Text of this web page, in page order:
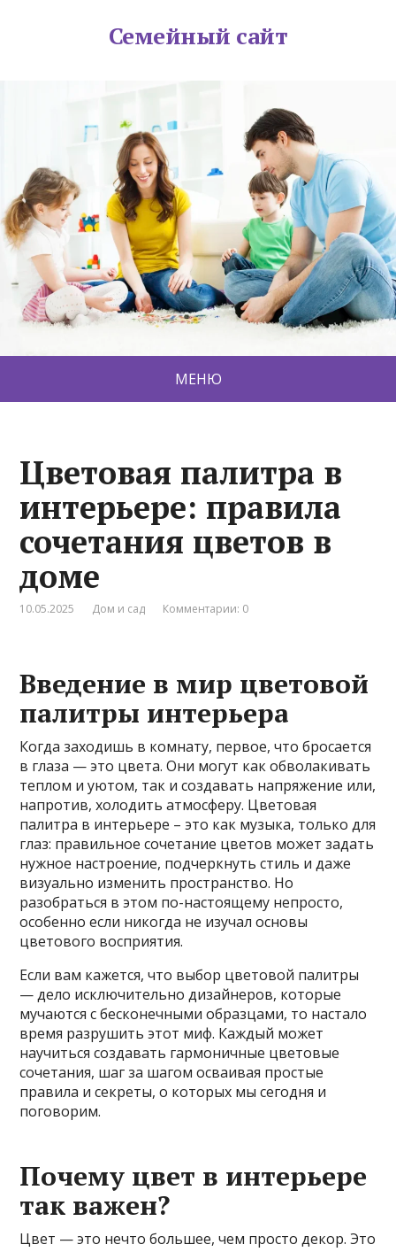
Семейный сайт
МЕНЮ
Цветовая палитра в
интерьере: правила
сочетания цветов в
доме
10.05.2025 Дом и сад Комментарии: 0
Введение в мир цветовой
палитры интерьера
Когда заходишь в комнату, первое, что бросается
в глаза — это цвета. Они могут как обволакивать
теплом и уютом, так и создавать напряжение или,
напротив, холодить атмосферу. Цветовая
палитра в интерьере – это как музыка, только для
глаз: правильное сочетание цветов может задать
нужное настроение, подчеркнуть стиль и даже
визуально изменить пространство. Но
разобраться в этом по-настоящему непросто,
особенно если никогда не изучал основы
цветового восприятия.
Если вам кажется, что выбор цветовой палитры
— дело исключительно дизайнеров, которые
мучаются с бесконечными образцами, то настало
время разрушить этот миф. Каждый может
научиться создавать гармоничные цветовые
сочетания, шаг за шагом осваивая простые
правила и секреты, о которых мы сегодня и
поговорим.
Почему цвет в интерьере
так важен?
Цвет — это нечто большее, чем просто декор. Это